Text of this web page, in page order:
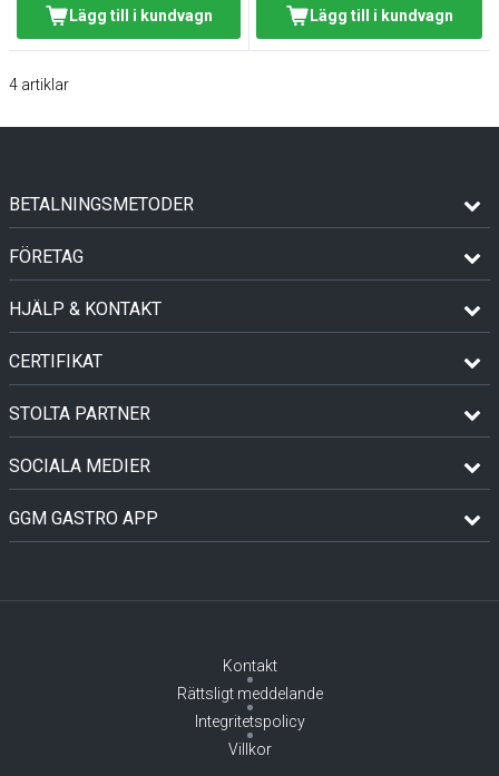
Lägg till i kundvagn Lägg till i kundvagn
4 artiklar
BETALNINGSMETODER
FÖRETAG
HJÄLP & KONTAKT
CERTIFIKAT
STOLTA PARTNER
SOCIALA MEDIER
GGM GASTRO APP
Kontakt
Rättsligt meddelande
Integritetspolicy
Villkor